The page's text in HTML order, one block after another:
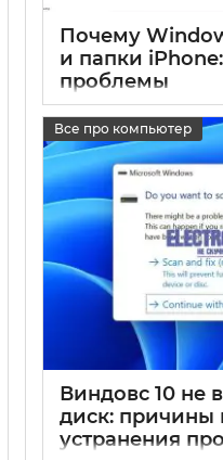
Почему
и папки
проблемы
Все про компьютер
Виндовс 10 не
диск: причины
устранения